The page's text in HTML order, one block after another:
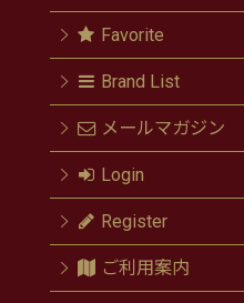
Favorite
Brand List
メールマガジン
Login
Register
ご利用案内